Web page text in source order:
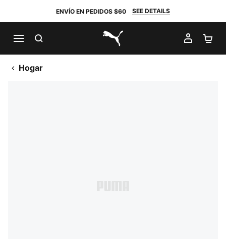
ENVÍO EN PEDIDOS $60 SEE DETAILS
PUMA.com
MI
Hogar